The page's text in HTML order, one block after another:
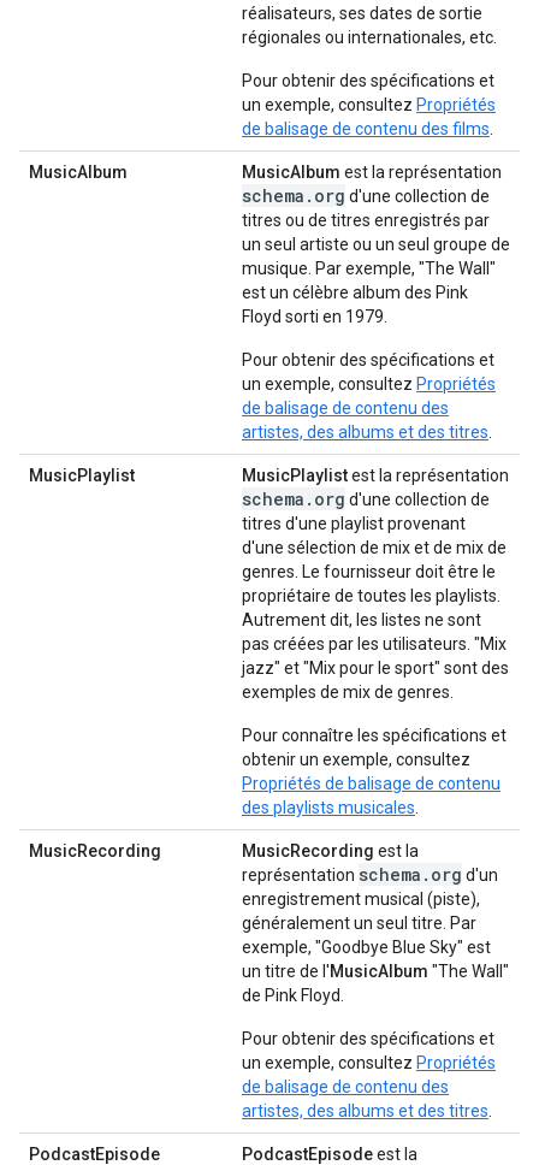
réalisateurs, ses dates de sortie
régionales ou internationales, etc.
Pour obtenir des spécifications et
un exemple, consultez Propriétés
de balisage de contenu des films
MusicAlbum MusicAlbum est la représentation
schema.org d'une collection de
titres ou de titres enregistrés par
un seul artiste ou un seul groupe de
musique. Par exemple, "The Wall"
est un célèbre album des Pink
Floyd sorti en 1979.
Pour obtenir des spécifications et
un exemple, consultez Propriétés
de balisage de contenu des
artistes, des albums et des titres
MusicPlaylist MusicPlaylistest la représentation
schema.org d'une collection de
titres d'une playlist provenant
d'une sélection de mix et de mix de
genres. Le fournisseur doit être le
propriétaire de toutes les playlists.
Autrement dit, les listes ne sont
pas créées par les utilisateurs. "Mix
jazz" et "Mix pour le sport" sont des
exemples de mix de genres.
Pour connaître les spécifications et
obtenir un exemple, consultez
Propriétés de balisage de contenu
des playlists musicales
MusicRecording MusicRecording est la
représentation schema.org d'un
enregistrement musical (piste),
généralement un seul titre. Par
exemple, "Goodbye Blue Sky" est
un titre de l'MusicAlbum "The Wall"
de Pink Floyd.
Pour obtenir des spécifications et
un exemple, consultez Propriétés
de balisage de contenu des
artistes, des albums et des titres
PodcastEpisode PodcastEpisodeest la